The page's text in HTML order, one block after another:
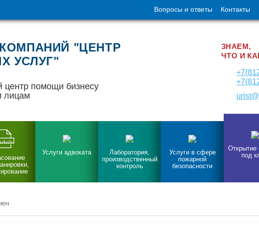
Вопросы и ответы Контакты
"ЦЕНТР
УСЛУГ"
центр помощи бизнесу
лицам
ЗНАЕМ,
ЧТО И
Услуги адвоката
Лаборатория,
производственный
контроль
Услуги в сфере
пожарной
безопасности
Открытие
под